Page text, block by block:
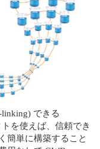
できる
を使えば、信頼でき
簡単に構築すること